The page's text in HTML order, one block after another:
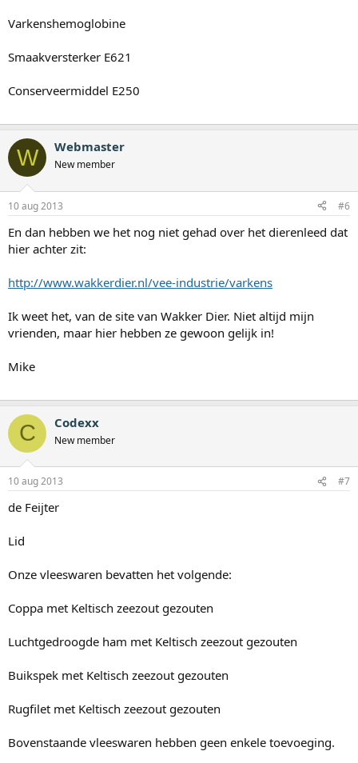
Varkenshemoglobine
Smaakversterker E621
Conserveermiddel E250
W Webmaster
New member
10 aug 2013 #6
En dan hebben we het nog niet gehad over het dierenleed dat
hier achter zit:
http://www.wakkerdier.nl/vee-industrie/varkens
Ik weet het, van de site van Wakker Dier. Niet altijd mijn
vrienden, maar hier hebben ze gewoon gelijk in!
Mike
C Codexx
New member
10 aug 2013 #7
de Feijter
Lid
Onze vleeswaren bevatten het volgende:
Coppa met Keltisch zeezout gezouten
Luchtgedroogde ham met Keltisch zeezout gezouten
Buikspek met Keltisch zeezout gezouten
Rugfilet met Keltisch zeezout gezouten
Bovenstaande vleeswaren hebben geen enkele toevoeging.